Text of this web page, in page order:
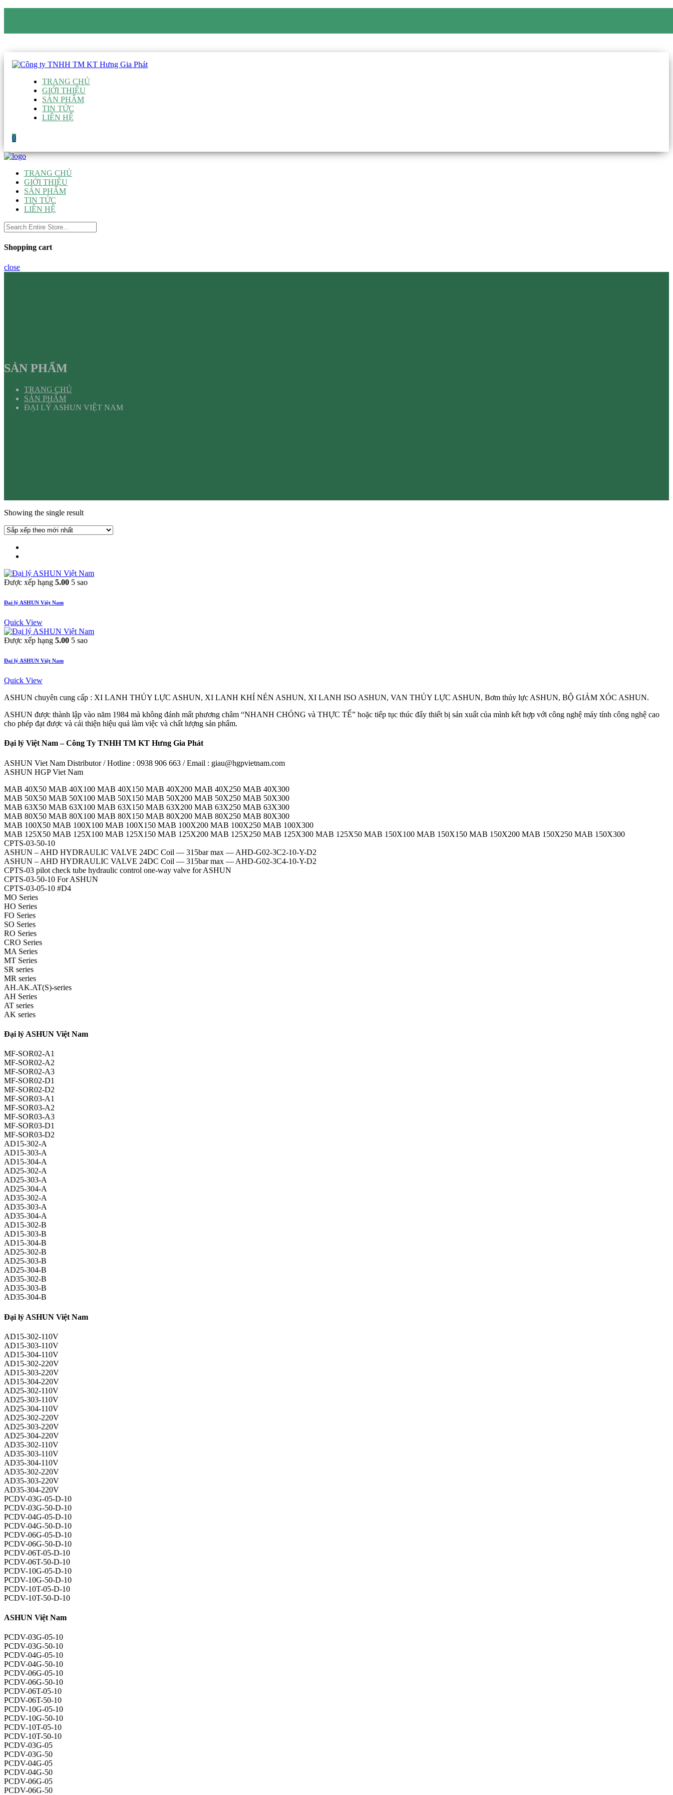
TRANG CHỦ
GIỚI THIỆU
SẢN PHẨM
TIN TỨC
LIÊN HỆ
0
TRANG CHỦ
GIỚI THIỆU
SẢN PHẨM
TIN TỨC
LIÊN HỆ
Shopping cart
close
SẢN PHẨM
TRANG CHỦ
SẢN PHẨM
ĐẠI LÝ ASHUN VIỆT NAM
Showing the single result
Được xếp hạng 5.00 5 sao
Đại lý ASHUN Việt Nam
Quick View
Được xếp hạng 5.00 5 sao
Đại lý ASHUN Việt Nam
Quick View
ASHUN chuyên cung cấp : XI LANH THỦY LỰC ASHUN, XI LANH KHÍ NÉN ASHUN, XI LANH ISO ASHUN, VAN THỦY LỰC ASHUN, Bơm thủy lực ASHUN, BỘ GIẢM XÓC ASHUN.
ASHUN được thành lập vào năm 1984 mà không đánh mất phương châm “NHANH CHÓNG và THỰC TẾ” hoặc tiếp tục thúc đẩy thiết bị sản xuất của mình kết hợp với công nghệ máy tính công nghệ cao
cho phép đạt được và cải thiện hiệu quả làm việc và chất lượng sản phẩm.
Đại lý Việt Nam – Công Ty TNHH TM KT Hưng Gia Phát
ASHUN Viet Nam Distributor / Hotline : 0938 906 663 / Email : giau@hgpvietnam.com
ASHUN HGP Viet Nam
MAB 40X50 MAB 40X100 MAB 40X150 MAB 40X200 MAB 40X250 MAB 40X300
MAB 50X50 MAB 50X100 MAB 50X150 MAB 50X200 MAB 50X250 MAB 50X300
MAB 63X50 MAB 63X100 MAB 63X150 MAB 63X200 MAB 63X250 MAB 63X300
MAB 80X50 MAB 80X100 MAB 80X150 MAB 80X200 MAB 80X250 MAB 80X300
MAB 100X50 MAB 100X100 MAB 100X150 MAB 100X200 MAB 100X250 MAB 100X300
MAB 125X50 MAB 125X100 MAB 125X150 MAB 125X200 MAB 125X250 MAB 125X300 MAB 125X50 MAB 150X100 MAB 150X150 MAB 150X200 MAB 150X250 MAB 150X300
CPTS-03-50-10
ASHUN – AHD HYDRAULIC VALVE 24DC Coil — 315bar max — AHD-G02-3C2-10-Y-D2
ASHUN – AHD HYDRAULIC VALVE 24DC Coil — 315bar max — AHD-G02-3C4-10-Y-D2
CPTS-03 pilot check tube hydraulic control one-way valve for ASHUN
CPTS-03-50-10 For ASHUN
CPTS-03-05-10 #D4
MO Series
HO Series
FO Series
SO Series
RO Series
CRO Series
MA Series
MT Series
SR series
MR series
AH.AK.AT(S)-series
AH Series
AT series
AK series
Đại lý ASHUN Việt Nam
MF-SOR02-A1
MF-SOR02-A2
MF-SOR02-A3
MF-SOR02-D1
MF-SOR02-D2
MF-SOR03-A1
MF-SOR03-A2
MF-SOR03-A3
MF-SOR03-D1
MF-SOR03-D2
AD15-302-A
AD15-303-A
AD15-304-A
AD25-302-A
AD25-303-A
AD25-304-A
AD35-302-A
AD35-303-A
AD35-304-A
AD15-302-B
AD15-303-B
AD15-304-B
AD25-302-B
AD25-303-B
AD25-304-B
AD35-302-B
AD35-303-B
AD35-304-B
Đại lý ASHUN Việt Nam
AD15-302-110V
AD15-303-110V
AD15-304-110V
AD15-302-220V
AD15-303-220V
AD15-304-220V
AD25-302-110V
AD25-303-110V
AD25-304-110V
AD25-302-220V
AD25-303-220V
AD25-304-220V
AD35-302-110V
AD35-303-110V
AD35-304-110V
AD35-302-220V
AD35-303-220V
AD35-304-220V
PCDV-03G-05-D-10
PCDV-03G-50-D-10
PCDV-04G-05-D-10
PCDV-04G-50-D-10
PCDV-06G-05-D-10
PCDV-06G-50-D-10
PCDV-06T-05-D-10
PCDV-06T-50-D-10
PCDV-10G-05-D-10
PCDV-10G-50-D-10
PCDV-10T-05-D-10
PCDV-10T-50-D-10
ASHUN Việt Nam
PCDV-03G-05-10
PCDV-03G-50-10
PCDV-04G-05-10
PCDV-04G-50-10
PCDV-06G-05-10
PCDV-06G-50-10
PCDV-06T-05-10
PCDV-06T-50-10
PCDV-10G-05-10
PCDV-10G-50-10
PCDV-10T-05-10
PCDV-10T-50-10
PCDV-03G-05
PCDV-03G-50
PCDV-04G-05
PCDV-04G-50
PCDV-06G-05
PCDV-06G-50